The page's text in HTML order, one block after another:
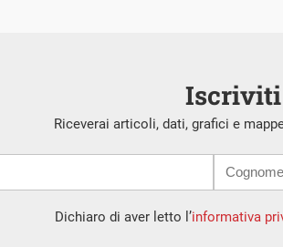
Riceverai articoli, dati, grafici e
Dichiaro di aver letto l’informativa